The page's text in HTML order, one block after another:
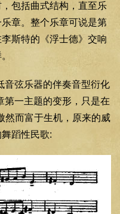
包括曲式结构，直至乐
章。整个乐章可说是第
斯特的《浮士德》交响
音弦乐器的伴奏音型衍化
第一主题的变形，只是在
然而富于生机，原来的威
蹈性民歌: